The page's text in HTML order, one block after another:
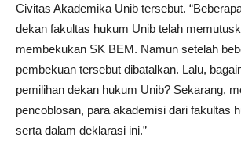
Civitas Akademika Unib tersebut.
dekan fakultas hukum Unib telah
membekukan SK BEM. Namun setelah
pembekuan tersebut dibatalkan. Lalu,
pemilihan dekan hukum Unib? Sekarang,
pencoblosan, para akademisi dari fakultas
serta dalam deklarasi ini.”